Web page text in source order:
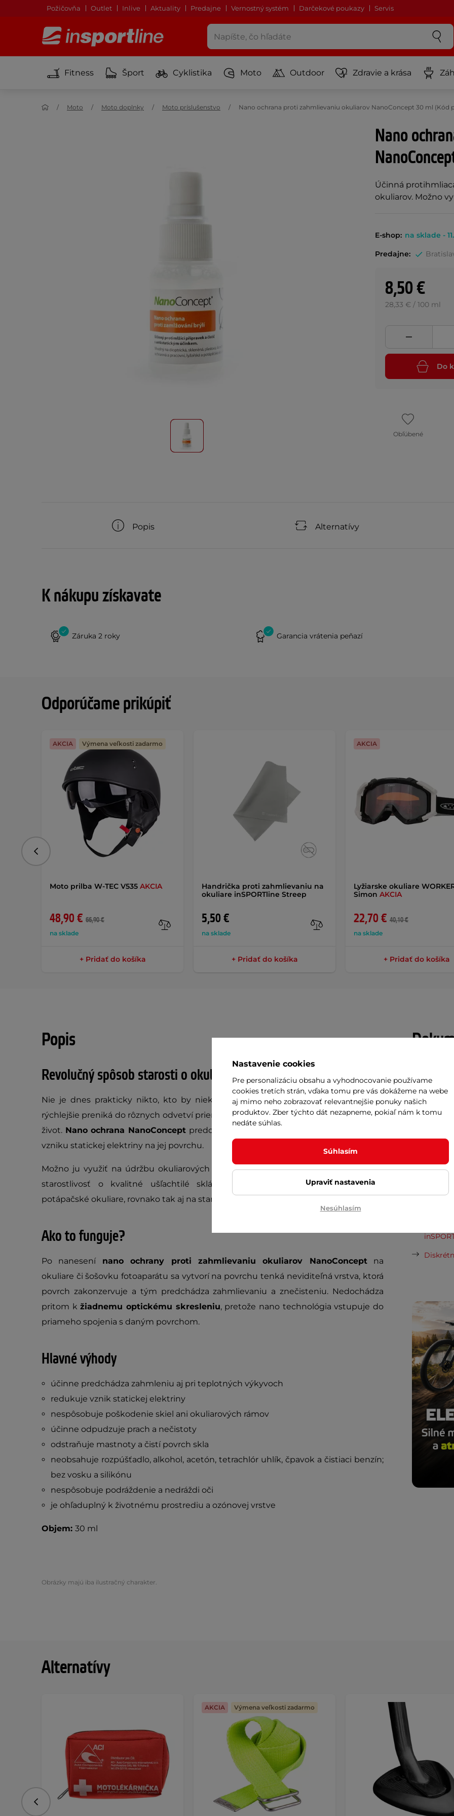
Požičovňa Outlet Inlive Aktuality Predajne Vernostný systém Darčekové poukazy Servis
Fitness Šport Cyklistika Moto Outdoor Zdravie a krása
Moto Moto doplnky Moto príslušenstvo Nano ochrana proti zahmlievaniu okuliarov NanoConcept 30 ml (Kód
Nano
Účinná
okuliarov. Možno
E-shop: na sklade -
Predajne:
8,50 €
28,33 € / 100 ml
Do
Obľúbené
Popis Alternatívy
K nákupu získavate
Záruka 2 roky Garancia vrátenia peňazí
Odporúčame prikúpiť
Moto prilba W-TEC V535 AKCIA
48,90 € 66,90 €
na sklade
AKCIA Výmena veľkosti zadarmo
+ Pridať do košíka
Handrička proti zahmlievaniu na
okuliare inSPORTline Streep
5,50 €
na sklade
+ Pridať do košíka
Lyžiarske okuliare
Simon AKCIA
22,70 € 40,10 €
na sklade
AKCIA
+ Pridať do košíka
Predchádzajúce
Popis
Revolučný spôsob starosti o okuliare
Nie je dnes prakticky nikto, kto by niekedy nepočul o nanotechnológii. Tá stále
rýchlejšie preniká do rôznych odvetví priemyslu a tentoraz môže zlepšiť aj váš bežný
život. Nano ochrana NanoConceptpredchádza zahmlievaniu okuliarovej šošovky a
vzniku statickej elektriny na jej povrchu.
Možno ju využiť na údržbu okuliarových skielz umelej hmoty alebo zo skla, na
starostlivosť o kvalitné ušľachtilé sklá, o športové, lyžiarske, slnečné alebo
potápačské okuliare, rovnako tak aj na starostlivosť o
Ako to funguje?
Po nanesení nano ochrany proti zahmlievaniu okuliarov NanoConceptna
okuliare či šošovku fotoaparátu sa vytvorí na povrchu tenká neviditeľná vrstva, ktorá
povrch zakonzervuje a tým predchádza zahmlievaniu a znečisteniu. Nedochádza
pritom kžiadnemu optickému skresleniu, pretože nano technológia vstupuje do
priameho spojenia s daným povrchom.
Hlavné výhody
účinne predchádza zahmleniu aj pri teplotných výkyvoch
redukuje vznik statickej elektriny
nespôsobuje poškodenie skiel ani okuliarových rámov
účinne odpudzuje prach a nečistoty
odstraňuje mastnoty a čistí povrch skla
neobsahuje rozpúšťadlo, alkohol, acetón, tetrachlór uhlík, čpavok a čistiaci benzín;
bez vosku a silikónu
nespôsobuje podráždenie a nedráždi oči
je ohľaduplný k životnému prostrediu a ozónovej vrstve
Objem: 30 ml
Obrázky majú iba ilustračný charakter.
Návod
Vaša
Alternatívy
AKCIA Výmena veľkosti zadarmo
Predchádzajúce
Nastavenie cookies
Pre personalizáciu obsahu a vyhodnocovanie používame
cookies tretích strán, vďaka tomu pre vás dokážeme na webe
aj mimo neho zobrazovať relevantnejšie ponuky našich
produktov. Zber týchto dát nezapneme, pokiaľ nám k tomu
nedáte súhlas.
Súhlasím
Upraviť nastavenia
Nesúhlasím